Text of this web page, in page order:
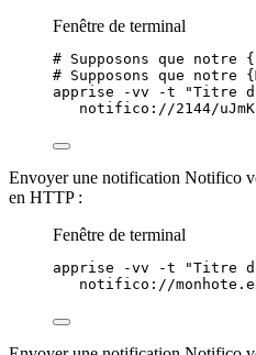
Fenêtre de terminal
# Supposons que
# Supposons que notre
apprise
-vv -t "Titre
notifico://2144/
Envoyer une notification Notifico
en HTTP :
Fenêtre de terminal
apprise -vv -t "Titre
notifico://